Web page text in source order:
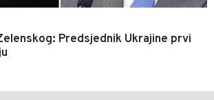
Predsjednik Ukrajine prvi